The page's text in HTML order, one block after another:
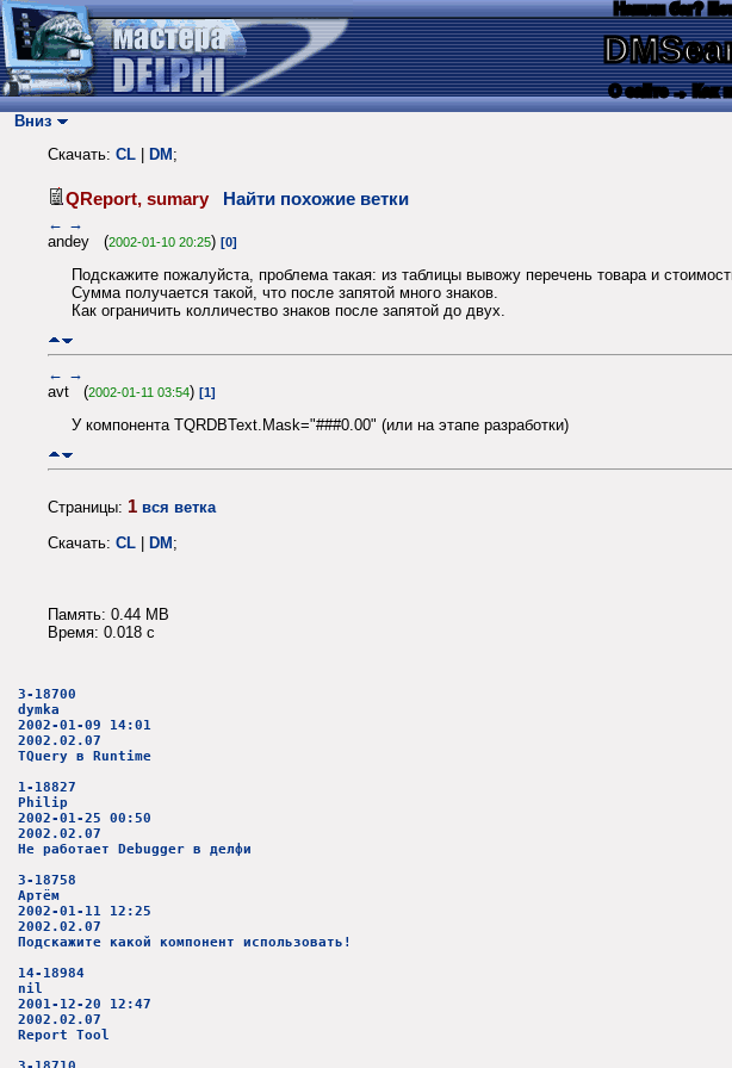
Нашли баг?
О сайте → Как
Вниз
Скачать: CL DM ;
QReport, sumary Найти похожие ветки
← →
andey (2002-01-10 20:25) [0]
Подскажите пожалуйста, проблема такая: из таблицы вывожу перечень товара и
Сумма получается такой, что после запятой много знаков.
Как ограничить колличество знаков после запятой до двух.
← →
avt (2002-01-11 03:54) [1]
У компонента TQRDBText.Mask="###0.00" (или на этапе разработки)
Страницы: 1 вся ветка
Скачать: CL DM ;
Память: 0.44 MB
Время: 0.018 c
3-18700
dymka
2002-01-09 14:01
2002.02.07
TQuery в Runtime
1-18827
Philip
2002-01-25 00:50
2002.02.07
Не работает Debugger в делфи
3-18758
Артём
2002-01-11 12:25
2002.02.07
Подскажите какой компонент использовать!
14-18984
nil
2001-12-20 12:47
2002.02.07
Report Tool